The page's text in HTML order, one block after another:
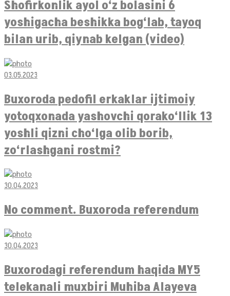
Shofirkonlik ayol o‘z bolasini 6
yoshigacha beshikka bog‘lab, tayoq
bilan urib, qiynab kelgan (video)
03.05.2023
Buxoroda pedofil erkaklar ijtimoiy
yotoqxonada yashovchi qorako‘llik 13
yoshli qizni cho‘lga olib borib,
zo‘rlashgani rostmi?
30.04.2023
No comment. Buxoroda referendum
30.04.2023
Buxorodagi referendum haqida MY5
telekanali muxbiri Muhiba Alayeva